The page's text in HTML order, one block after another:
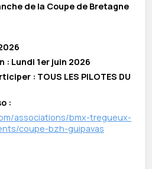
de la Coupe de Bretagne
: Lundi 1er juin 2026
: TOUS LES PILOTES DU
:
associations/bmx-tregueux-
coupe-bzh-guipavas